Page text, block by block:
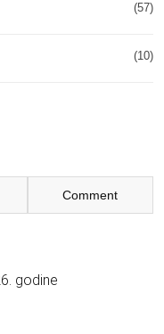
(57)
(10)
Comment
godine